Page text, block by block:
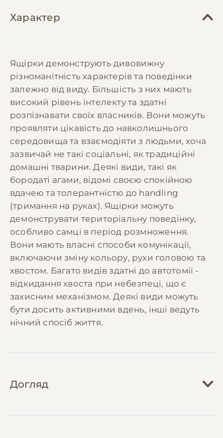
Характер
Ящірки демонструють дивовижну
різноманітність характерів та поведінки
залежно від виду. Більшість з них мають
високий рівень інтелекту та здатні
розпізнавати своїх власників. Вони можуть
проявляти цікавість до навколишнього
середовища та взаємодіяти з людьми, хоча
зазвичай не такі соціальні, як традиційні
домашні тварини. Деякі види, такі як
бородаті агами, відомі своєю спокійною
вдачею та толерантністю до handling
(тримання на руках). Ящірки можуть
демонструвати територіальну поведінку,
особливо самці в період розмноження.
Вони мають власні способи комунікації,
включаючи зміну кольору, рухи головою та
хвостом. Багато видів здатні до автотомії -
відкидання хвоста при небезпеці, що є
захисним механізмом. Деякі види можуть
бути досить активними вдень, інші ведуть
нічний спосіб життя.
Догляд